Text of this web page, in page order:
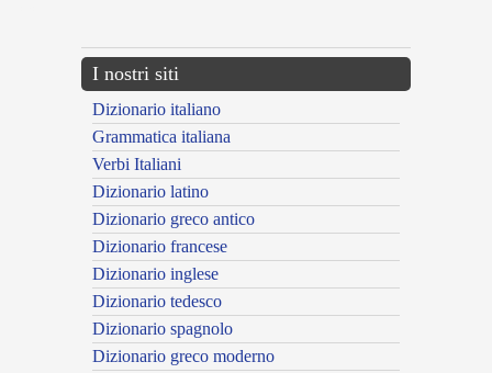
I nostri siti
Dizionario italiano
Grammatica italiana
Verbi Italiani
Dizionario latino
Dizionario greco antico
Dizionario francese
Dizionario inglese
Dizionario tedesco
Dizionario spagnolo
Dizionario greco moderno